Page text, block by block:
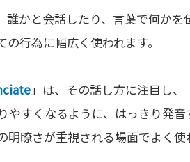
誰かと会話したり、言葉で何か
の行為に幅広く使われます。
」は、その話し方に注目し、
やすくなるように、はっきり発
明瞭さが重視される場面でよく使